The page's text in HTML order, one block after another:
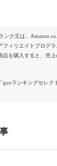
ンク王は、
ィリエイトプログラ
品を購入すると、売
gooランキングセレク